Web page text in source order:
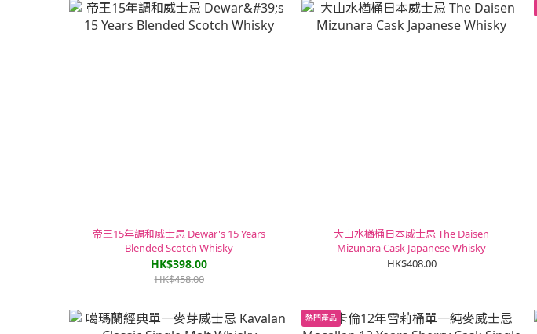
帝王15年調和威士忌 Dewar's 15 Years
Blended Scotch Whisky
HK$398.00
HK$458.00
大山水楢桶日本威士忌 The Daisen
Mizunara Cask Japanese Whisky
HK$408.00
熱門產品